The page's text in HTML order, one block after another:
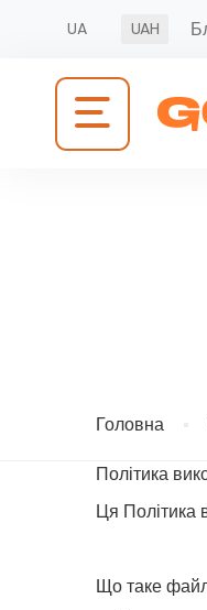
UA UAH
Головна
Політика
Ця Політика
Що таке